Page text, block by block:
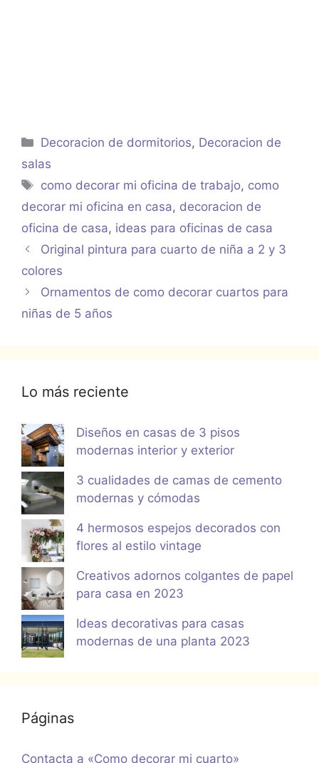
Categorías
Decoracion de dormitorios, Decoracion de
salas
Etiquetas
como decorar mi oficina de trabajo, como
decorar mi oficina en casa, decoracion de
oficina de casa, ideas para oficinas de casa
Original pintura para cuarto de niña a 2 y 3
colores
Ornamentos de como decorar cuartos para
niñas de 5 años
Lo más reciente
Diseños en casas de 3 pisos
modernas interior y exterior
3 cualidades de camas de cemento
modernas y cómodas
4 hermosos espejos decorados con
flores al estilo vintage
Creativos adornos colgantes de papel
para casa en 2023
Ideas decorativas para casas
modernas de una planta 2023
Páginas
Contacta a «Como decorar mi cuarto»